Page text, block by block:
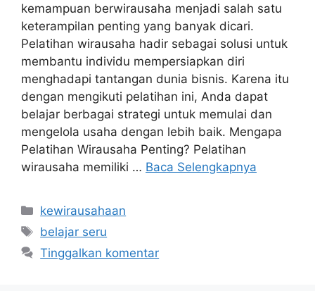
kemampuan berwirausaha menjadi salah satu
keterampilan penting yang banyak dicari.
Pelatihan wirausaha hadir sebagai solusi untuk
membantu individu mempersiapkan diri
menghadapi tantangan dunia bisnis. Karena itu
dengan mengikuti pelatihan ini, Anda dapat
belajar berbagai strategi untuk memulai dan
mengelola usaha dengan lebih baik. Mengapa
Pelatihan Wirausaha Penting? Pelatihan
wirausaha memiliki … Baca Selengkapnya
Kategori
kewirausahaan
Tag
belajar seru
Tinggalkan komentar